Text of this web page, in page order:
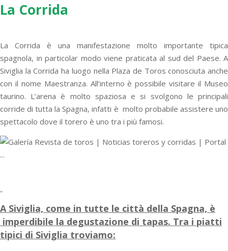
La Corrida
La Corrida è una manifestazione molto importante tipica
spagnola, in particolar modo viene praticata al sud del Paese. A
Siviglia la Corrida ha luogo nella Plaza de Toros conosciuta anche
con il nome Maestranza. All’interno è possibile visitare il Museo
taurino. L’arena è molto spaziosa e si svolgono le principali
corride di tutta la Spagna, infatti è molto probabile assistere uno
spettacolo dove il torero è uno tra i più famosi.
A Siviglia, come in tutte le città della Spagna, è
imperdibile la degustazione di tapas. Tra i piatti
tipici di Siviglia troviamo: